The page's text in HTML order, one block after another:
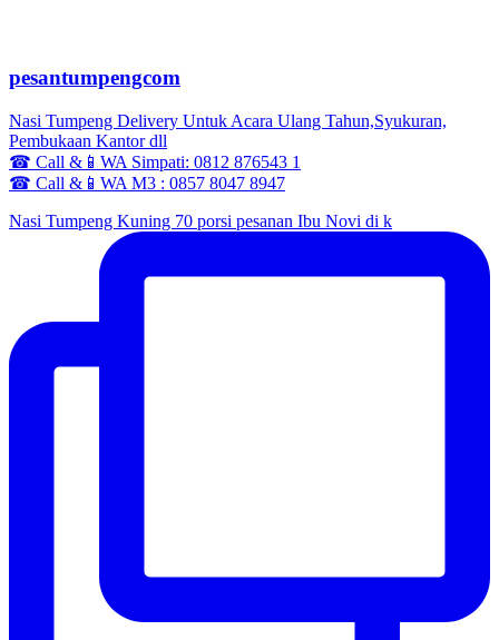
pesantumpengcom
Nasi Tumpeng Delivery Untuk Acara Ulang Tahun,Syukuran,
Pembukaan Kantor dll
☎ Call &📱WA Simpati: 0812 876543 1
☎ Call &📱WA M3 : 0857 8047 8947
Nasi Tumpeng Kuning 70 porsi pesanan Ibu Novi di k